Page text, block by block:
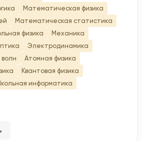
Математическая физика
Математическая статистика
физика
Механика
Электродинамика
Атомная физика
Квантовая физика
информатика